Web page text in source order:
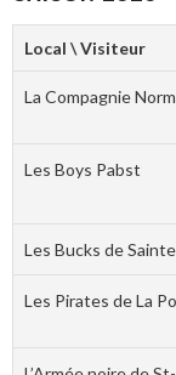
Local \ Visiteur
La Compagnie
Les Boys Pabst
Les Bucks de
Les Pirates de La